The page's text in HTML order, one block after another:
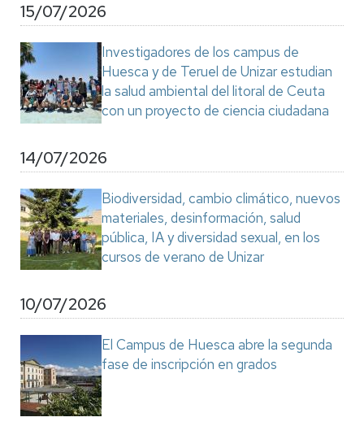
15/07/2026
Investigadores de los campus de
Huesca y de Teruel de Unizar estudian
la salud ambiental del litoral de Ceuta
con un proyecto de ciencia ciudadana
14/07/2026
Biodiversidad, cambio climático, nuevos
materiales, desinformación, salud
pública, IA y diversidad sexual, en los
cursos de verano de Unizar
10/07/2026
El Campus de Huesca abre la segunda
fase de inscripción en grados